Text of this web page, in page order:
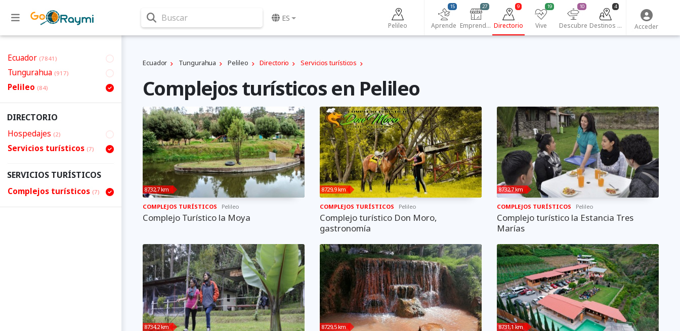
Buscar ES
Pelileo Aprende
15
Emprendedores
27
Directorio
9
Vive
19
Descubre
10
Destinos turísticos
4
Acceder
Ecuador (7841)
Tungurahua (917)
Pelileo (84)
DIRECTORIO
Hospedajes (2)
Servicios turísticos (7)
SERVICIOS TURÍSTICOS
Complejos turísticos (7)
Ecuador Tungurahua Pelileo Directorio Servicios turísticos
Complejos turísticos en Pelileo
8732,7 km
COMPLEJOS TURÍSTICOS Pelileo
Complejo Turístico la Moya
8729,9 km
COMPLEJOS TURÍSTICOS Pelileo
Complejo turístico Don Moro,
gastronomía
8732,7 km
COMPLEJOS TURÍSTICOS Pelileo
Complejo turístico la Estancia Tres
Marías
8734,2 km 8729,5 km 8731,1 km